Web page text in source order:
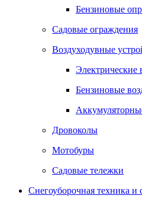
Бензиновые
Садовые ограждения
Воздуходувные
Электрические
Бензиновые
Дровоколы
Мотобуры
Садовые тележки
Снегоуборочная техника и